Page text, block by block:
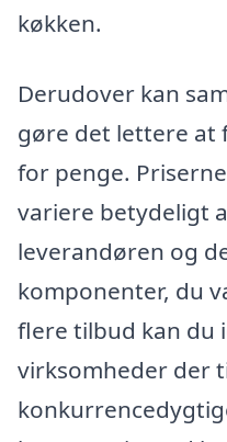
køkken.
Derudover kan
gøre det lettere at
for penge.
variere betydeligt
leverandøren og
komponenter, du
flere tilbud kan du
virksomheder der